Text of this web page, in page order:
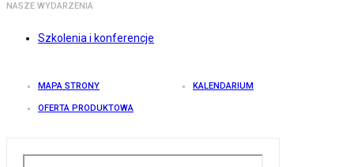
NASZE WYDARZENIA
Szkolenia i konferencje
MAPA STRONY KALENDARIUM
OFERTA PRODUKTOWA